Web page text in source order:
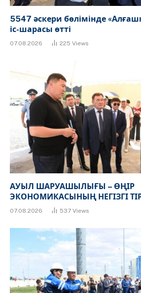
5547 әскери бөлімінде
іс-шарасы өтті
07.08.2026 225 Views
АУЫЛ ШАРУАШЫЛЫҒЫ – ӨҢІР
ЭКОНОМИКАСЫНЫҢ НЕГІЗГІ
07.08.2026 537 Views